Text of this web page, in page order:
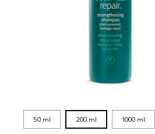
50 ml 200 ml 1000 ml